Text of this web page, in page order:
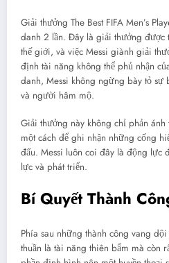
Giải thưởng The Best FIFA Men’s
danh 2 lần. Đây là giải thưởng được
thế giới, và việc Messi giành giải
định tài năng không thể phủ nhận
danh, Messi không ngừng bày tỏ
và người hâm mộ.
Giải thưởng này không chỉ phản
một cách để ghi nhận những cống
đấu. Messi luôn coi đây là động lực
lực và phát triển.
Bí Quyết Thành
Phía sau những thành công vang
thuần là tài năng thiên bẩm mà còn